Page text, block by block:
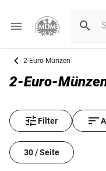
2-Euro-Münzen
Filter
30 / Seite